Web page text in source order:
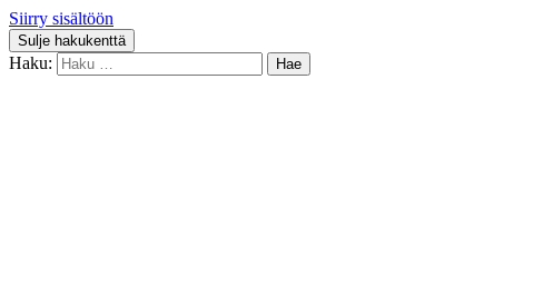
Siirry sisältöön
Sulje hakukenttä
Haku: